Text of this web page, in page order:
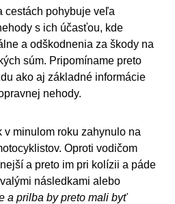
cestách pohybuje veľa
s ich účasťou, kde
a odškodnenia za škody na
súm. Pripomíname preto
ako aj základné informácie
nehody.
minulom roku zahynulo na
Oproti vodičom
a preto im pri kolízii a páde
následkami alebo
a prilba by preto mali byť